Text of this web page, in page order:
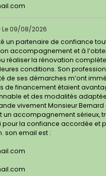
Le 09/08/2026
un partenaire de confiance
accompagnement et à
réaliser la rénovation
conditions. Son
de ses démarches m’ont
de financement étaient
et des modalités
vivement Monsieur Bernard
un accompagnement sérieux,
pour la confiance accordée et
son email est :